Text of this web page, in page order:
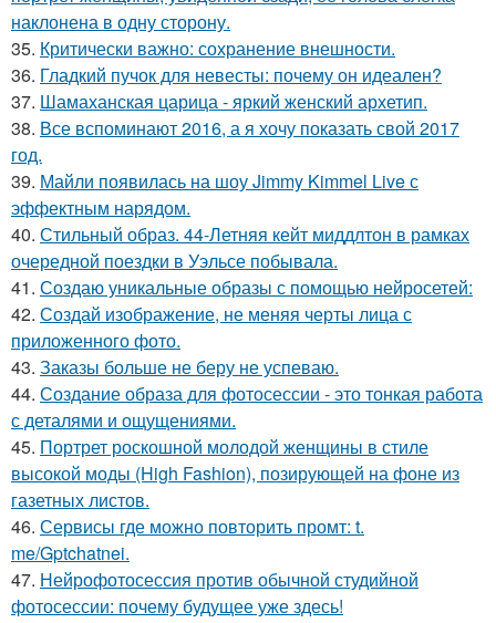
наклонена в одну сторону.
35. Критически важно: сохранение внешности.
36. Гладкий пучок для невесты: почему он идеален?
37. Шамаханская царица - яркий женский архетип.
38. Все вспоминают 2016, а я хочу показать свой 2017
год.
39. Майли появилась на шоу Jimmy Kimmel Live с
эффектным нарядом.
40. Стильный образ. 44-Летняя кейт миддлтон в рамках
очередной поездки в Уэльсе побывала.
41. Создаю уникальные образы с помощью нейросетей:
42. Создай изображение, не меняя черты лица с
приложенного фото.
43. Заказы больше не беру не успеваю.
44. Создание образа для фотосессии - это тонкая работа
с деталями и ощущениями.
45. Портрет роскошной молодой женщины в стиле
высокой моды (High Fashion), позирующей на фоне из
газетных листов.
46. Сервисы где можно повторить промт: t.
me/Gptchatnei.
47. Нейрофотосессия против обычной студийной
фотосессии: почему будущее уже здесь!